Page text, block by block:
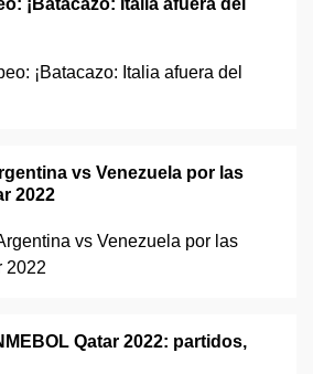
¡Batacazo: Italia afuera del
vs Venezuela por las
2022
Qatar 2022: partidos,